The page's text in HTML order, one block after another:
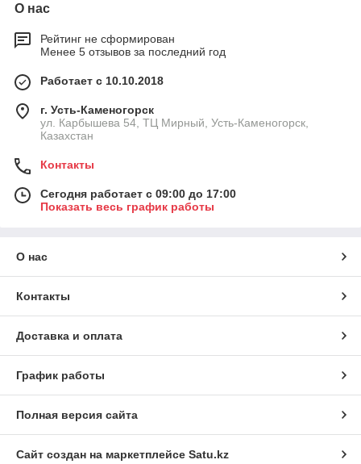
О нас
Рейтинг не сформирован
Менее 5 отзывов за последний год
Работает с 10.10.2018
г. Усть-Каменогорск
ул. Карбышева 54, ТЦ Мирный, Усть-Каменогорск,
Казахстан
Контакты
Сегодня работает с 09:00 до 17:00
Показать весь график работы
О нас
Контакты
Доставка и оплата
График работы
Полная версия сайта
Сайт создан на маркетплейсе Satu.kz